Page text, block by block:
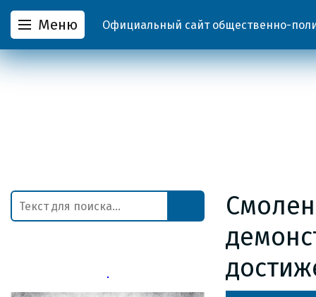
Меню Официальный сайт общественно-